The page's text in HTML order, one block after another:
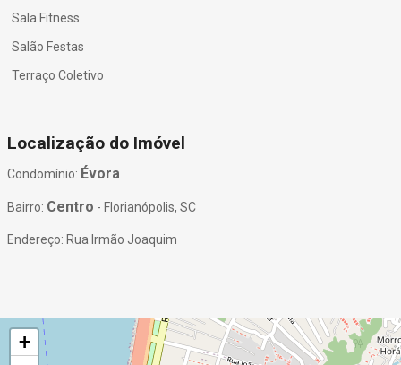
Sala Fitness
Salão Festas
Terraço Coletivo
Localização do Imóvel
Condomínio: Évora
Bairro: Centro - Florianópolis, SC
Endereço: Rua Irmão Joaquim
+